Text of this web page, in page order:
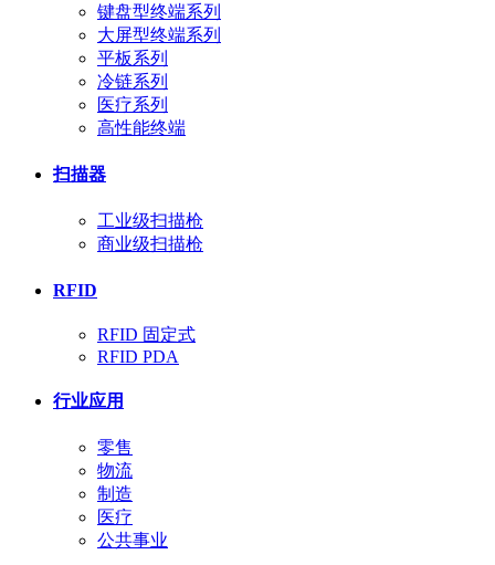
键盘型终端系列
大屏型终端系列
平板系列
冷链系列
医疗系列
高性能终端
扫描器
工业级扫描枪
商业级扫描枪
RFID
RFID 固定式
RFID PDA
行业应用
零售
物流
制造
医疗
公共事业